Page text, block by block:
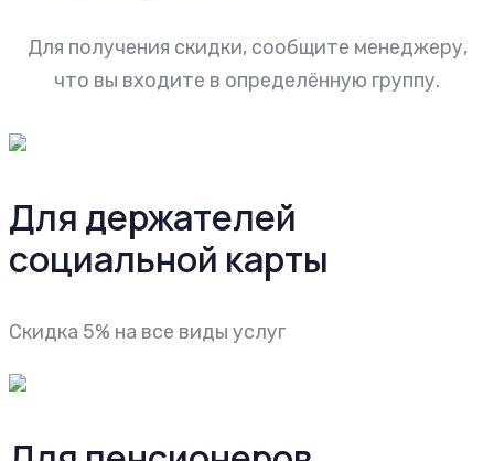
Для получения скидки, сообщите менеджеру,
что вы входите в определённую группу.
Для держателей
социальной карты
Скидка 5% на все виды услуг